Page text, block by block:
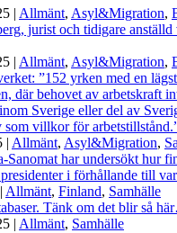
| Allmänt, Asyl&Migration,
jurist och tidigare
| Allmänt, Asyl&Migration,
”152 yrken med en
där behovet av arbetskraft
Sverige eller del av
som villkor för
| Allmänt, Asyl&Migration,
Sanomat har undersökt hur
i förhållande till
| Allmänt, Finland, Samhälle
Tänk om det blir så
| Allmänt, Samhälle